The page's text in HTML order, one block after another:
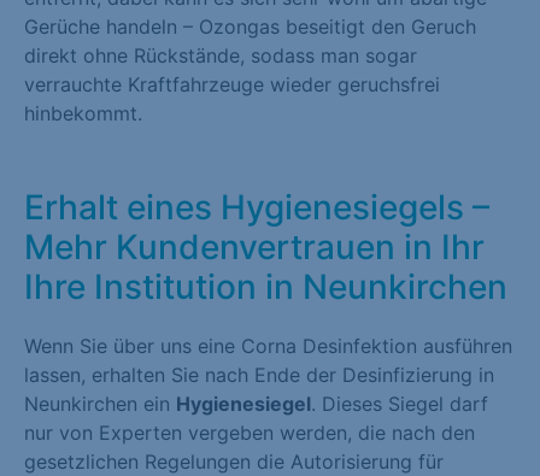
Gerüche handeln – Ozongas beseitigt den Geruch
direkt ohne Rückstände, sodass man sogar
verrauchte Kraftfahrzeuge wieder geruchsfrei
hinbekommt.
Erhalt eines Hygienesiegels –
Mehr Kundenvertrauen in Ihr
Ihre Institution in Neunkirchen
Wenn Sie über uns eine Corna Desinfektion ausführen
lassen, erhalten Sie nach Ende der Desinfizierung in
Neunkirchen ein Hygienesiegel. Dieses Siegel darf
nur von Experten vergeben werden, die nach den
gesetzlichen Regelungen die Autorisierung für